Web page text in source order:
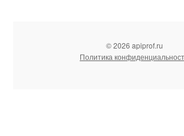
© 2026 apiprof.ru
Политика